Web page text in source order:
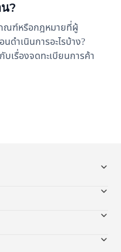
?
ณฑ์หรือกฎหมายที่ผู้
ดำเนินการอะไรบ้าง?
เรื่องจดทะเบียนการค้า